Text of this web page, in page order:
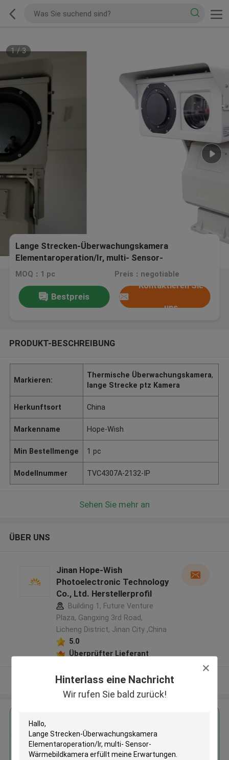
Hinterlass eine Nachricht
Wir rufen Sie bald zurück!
1/3
Lange Strecken-Überwachungskamera
Elementaroperation/Ir, multi- Sensor-
Wärmebildkamera
MOQ：1 pc Preis：negotiable
Bestpreis
Kontaktieren Sie
uns
PRODUKT-BESCHREIBUNG
Markieren:
Thermische Überwachungskamera,
lange Strecke ptz Kamera
Herkunftsort China
Markenname Hope-Wish
Min Bestellmenge 1 pc
Modellnummer TVC4307A-2132-IP
Sehen Sie mehr an
ÜBER UNS
Jinan Hope-Wish
Photoelectronic Technology
Co., Ltd. Herstellerprofil
Building 1, Future Venture
Plaza, Gangxing 3rd Road,
Licheng District, Jinan City ,China
5.0
Überprüfter Lieferant
Sehen Sie mehr an
Erhalten Sie den besten Preis für
Lange Strecken-